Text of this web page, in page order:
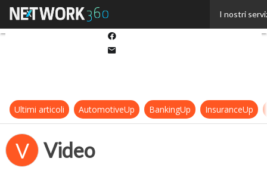
I nostri
Ultimi articoli AutomotiveUp BankingUp InsuranceUp
V Video